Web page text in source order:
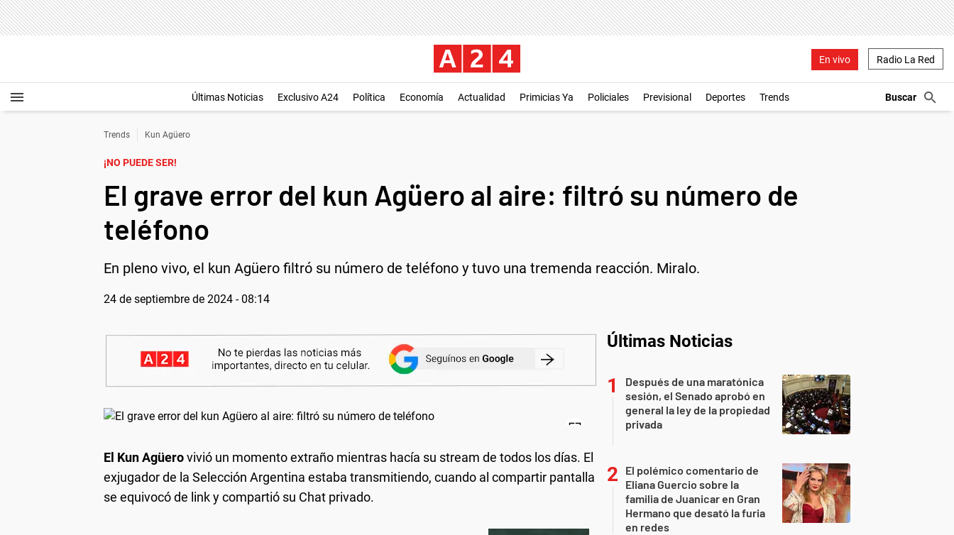
En vivo Radio La Red
Últimas Noticias Exclusivo A24 Política Economía Actualidad Primicias Ya Policiales Previsional Deportes Trends
Trends Kun Agüero
¡NO PUEDE SER!
El grave error del kun Agüero al aire: filtró su número de
teléfono
En pleno vivo, el kun Agüero filtró su número de teléfono y tuvo una tremenda reacción. Miralo.
24 de septiembre de 2024 - 08:14
El Kun Agüerovivió un momento extraño mientras hacía su stream de todos los días. El
exjugador de la Selección Argentina estaba transmitiendo, cuando al compartir pantalla
se equivocó de link y compartió su Chat privado.
Últimas Noticias
Después de una maratónica
sesión, el Senado aprobó en
general la ley de la propiedad
privada
El polémico comentario de
Eliana Guercio sobre la
familia de Juanicar en Gran
Hermano que desató la furia
en redes